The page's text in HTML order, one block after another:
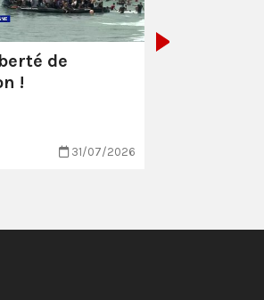
de
!
31/07/2026